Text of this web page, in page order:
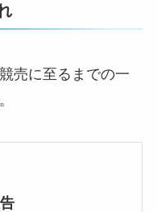
売に至るまでの一